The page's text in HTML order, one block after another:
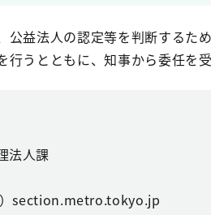
公益法人の認定等を判断するた
うとともに、知事から委任を
法人課
section.metro.tokyo.jp